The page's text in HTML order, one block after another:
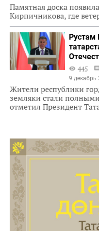
Памятная доска
Кирпичникова, где
Рустам
445
9 декабрь
Жители республики
земляки стали
отметил Президент